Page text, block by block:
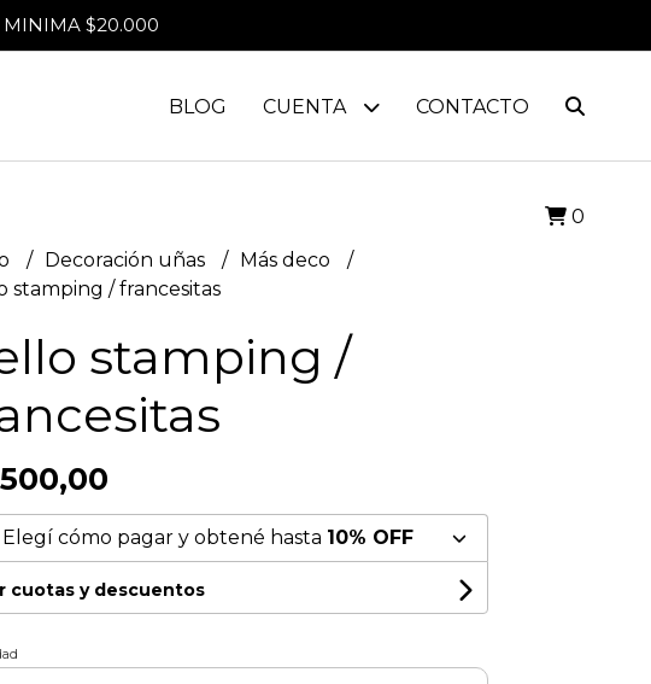
MINIMA $20.000
BLOG CUENTA CONTACTO
0
Decoración uñas
Más deco
stamping / francesitas
stamping /
Elegí cómo pagar y obtené hasta 10% OFF
cuotas y descuentos